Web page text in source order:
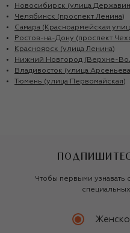
Новосибирск (улица
Челябинск (проспект Ленина)
Самара (Красноармейская
Ростов-на-Дону (проспект
Красноярск (улица Ленина)
Нижний Новгород (Верхне-
Владивосток (улица
Тюмень (улица Первомайская)
Чтобы первыми узнавать